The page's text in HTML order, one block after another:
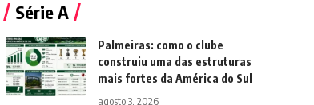
Série A
Palmeiras: como o clube
construiu uma das estruturas
mais fortes da América do Sul
agosto 3, 2026